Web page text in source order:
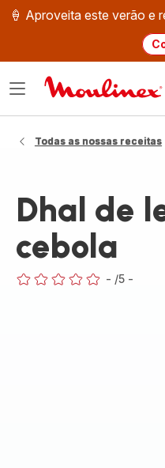
🍦 Aproveita este verão e
Abrir
Todas as nossas receitas
Dhal de
cebola
- /5 -